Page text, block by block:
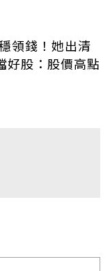
領錢！她出清
好股：股價高點